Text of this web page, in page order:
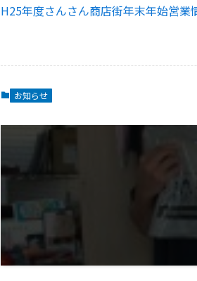
H25年度さんさん商店街年末年始営業
お知らせ